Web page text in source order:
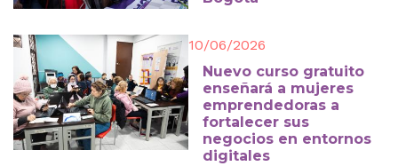
10/06/2026
Nuevo curso gratuito
enseñará a mujeres
emprendedoras a
fortalecer sus
negocios en entornos
digitales